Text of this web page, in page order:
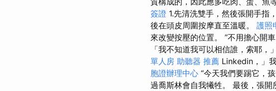
簽證 1.先清洗雙手，然後張開手指
後在頭皮周圍按摩直至溫暖。 護照
來改變按壓的位置。 ”不用擔心開
「我不知道我可以相信誰，索耶，
單人房 助聽器 推薦 Linkedin，」
胞證辦理中心 “今天我們要踢它，孩
過喬斯林會自我犧牲。 最後，張